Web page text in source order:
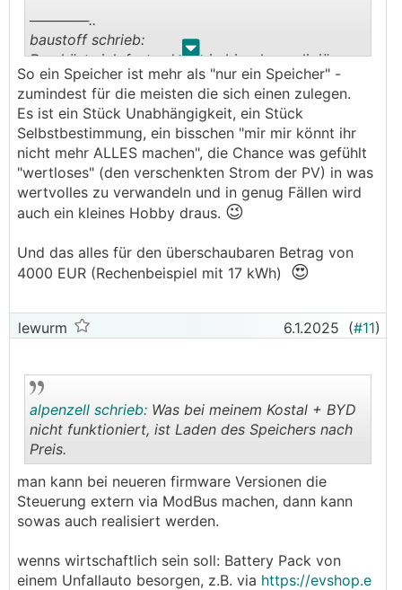
. .
──────..
baustoff schrieb:
Das hört sich fast schon ein bisschen religiös an.
Habe nicht gewusst, welche Auswirkung so eine
PV / Speicher haben kann, sogar auf das
Familienleben. ;)
───────────────
Weniger religiös, als praktisch.😀
Das Frage "wann soll ich was einschalten?", oder
passt, gibt es halt nicht mehr😀
So ein Speicher ist mehr als "nur ein Speicher" -
zumindest für die meisten die sich einen zulegen.
Es ist ein Stück Unabhängigkeit, ein Stück
Selbstbestimmung, ein bisschen "mir mir könnt ihr
nicht mehr ALLES machen", die Chance was gefühlt
"wertloses" (den verschenkten Strom der PV) in was
wertvolles zu verwandeln und in genug Fällen wird
auch ein kleines Hobby draus. 😉
Und das alles für den überschaubaren Betrag von
4000 EUR (Rechenbeispiel mit 17 kWh) 😍
lewurm 6.1.2025 (#11)
..
alpenzell schrieb: Was bei meinem Kostal + BYD
nicht funktioniert, ist Laden des Speichers nach
Preis.
man kann bei neueren firmware Versionen die
Steuerung extern via ModBus machen, dann kann
sowas auch realisiert werden.
wenns wirtschaftlich sein soll: Battery Pack von
einem Unfallauto besorgen, z.B. via https://evshop.e